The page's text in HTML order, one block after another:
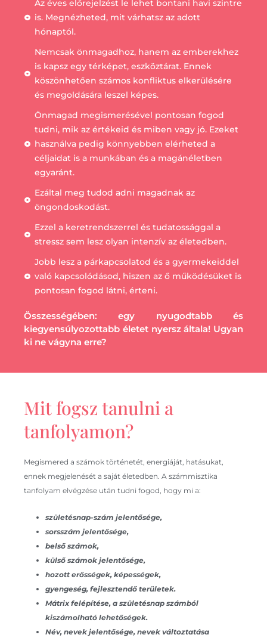
Az éves előrejelzést le lehet bontani havi szintre
is. Megnézheted, mit várhatsz az adott
hónaptól.
Nemcsak önmagadhoz, hanem az emberekhez
is kapsz egy térképet, eszköztárat. Ennek
köszönhetően számos konfliktus elkerülésére
és megoldására leszel képes.
Önmagad megismerésével pontosan fogod
tudni, mik az értékeid és miben vagy jó. Ezeket
használva pedig könnyebben elérheted a
céljaidat is a munkában és a magánéletben
egyaránt.
Ezáltal meg tudod adni magadnak az
öngondoskodást.
Ezzel a keretrendszerrel és tudatossággal a
stressz sem lesz olyan intenzív az életedben.
Jobb lesz a párkapcsolatod és a gyermekeiddel
való kapcsolódásod, hiszen az ő működésüket is
pontosan fogod látni, érteni.
Összességében: egy nyugodtabb és
kiegyensúlyozottabb életet nyersz általa! Ugyan
ki ne vágyna erre?
Mit fogsz tanulni a
tanfolyamon?
Megismered a számok történetét, energiáját, hatásukat,
ennek megjelenését a saját életedben. A számmisztika
tanfolyam elvégzése után tudni fogod, hogy mi a:
születésnap-szám jelentősége,
sorsszám jelentősége,
belső számok,
külső számok jelentősége,
hozott erősségek, képességek,
gyengeség, fejlesztendő területek.
Mátrix felépítése, a születésnap számból
kiszámolható lehetőségek.
Név, nevek jelentősége, nevek változtatása